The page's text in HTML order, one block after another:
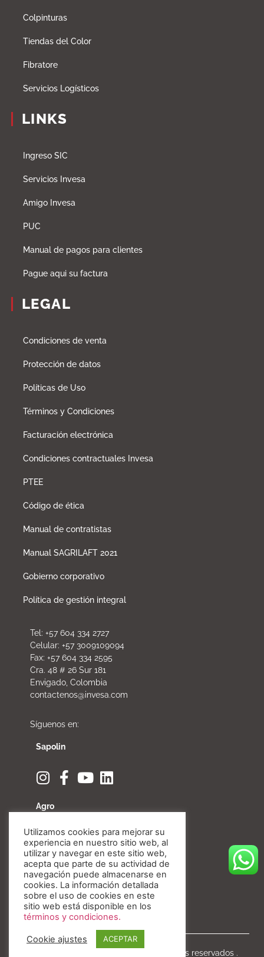
Colpinturas
Tiendas del Color
Fibratore
Servicios Logísticos
LINKS
Ingreso SIC
Servicios Invesa
Amigo Invesa
PUC
Manual de pagos para clientes
Pague aqui su factura
LEGAL
Condiciones de venta
Protección de datos
Políticas de Uso
Términos y Condiciones
Facturación electrónica
Condiciones contractuales Invesa
PTEE
Código de ética
Manual de contratistas
Manual SAGRILAFT 2021
Gobierno corporativo
Política de gestión integral
Tel: +57 604 334 2727
Celular: +57 3009109094
Fax: +57 604 334 2595
Cra. 48 # 26 Sur 181
Envigado, Colombia
contactenos@invesa.com
Síguenos en:
Sapolin
Agro
Fibratore
Copyright © Invesa 2020. Todos los derechos reservados .
Utilizamos cookies para mejorar su
experiencia en nuestro sitio web, al
utilizar y navegar en este sitio web,
acepta que parte de su actividad de
navegación puede almacenarse en
cookies. La información detallada
sobre el uso de cookies en este
sitio web está disponible en los
términos y condiciones.
Cookie ajustes ACEPTAR